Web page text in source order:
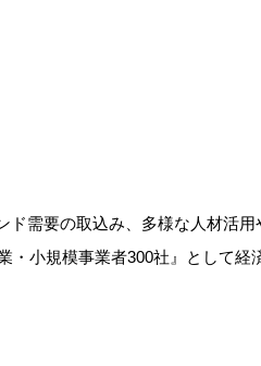
ド需要の取込み、多様な人材活用
・小規模事業者300社』として経